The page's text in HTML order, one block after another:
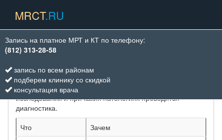
MRCT.RU
Запись на платное МРТ и КТ по телефону:
(812) 313-28-58
запись по всем районам
подберем клинику со скидкой
консультация врача
КТ ВИДЫ ИССЛЕДОВАНИЙ
В этом разделе мы поговорим про виды КТ
исследований и при каких патологиях проводится
диагностика.
Что
Зачем